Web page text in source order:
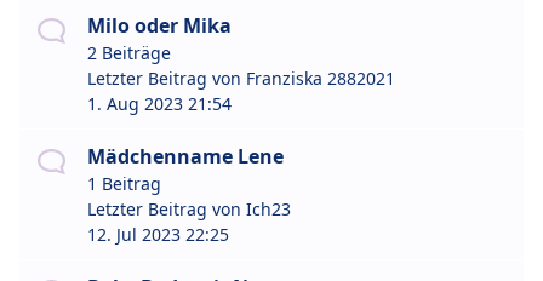
Milo oder Mika
2 Beiträge
Letzter Beitrag von Franziska 2882021
1. Aug 2023 21:54
Mädchenname Lene
1 Beitrag
Letzter Beitrag von Ich23
12. Jul 2023 22:25